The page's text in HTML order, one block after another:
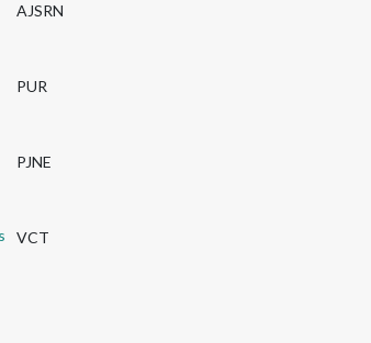
AJSRN
PUR
PJNE
VCT